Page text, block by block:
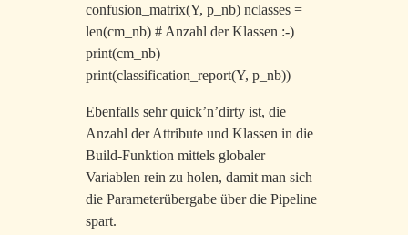
confusion_matrix(Y, p_nb) nclasses =
len(cm_nb) # Anzahl der Klassen :-)
print(cm_nb)
print(classification_report(Y, p_nb))
Ebenfalls sehr quick’n’dirty ist, die
Anzahl der Attribute und Klassen in die
Build-Funktion mittels globaler
Variablen rein zu holen, damit man sich
die Parameterübergabe über die Pipeline
spart.